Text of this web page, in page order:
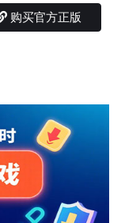
购买官方正版